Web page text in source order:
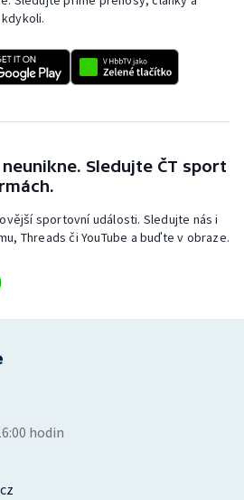
Sledujte ČT sport
sportovní události. Sledujte nás i
Threads či YouTube a buďte v obraze.
hodin